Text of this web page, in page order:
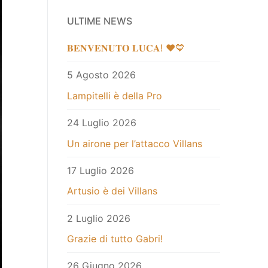
ULTIME NEWS
𝐁𝐄𝐍𝐕𝐄𝐍𝐔𝐓𝐎 𝐋𝐔𝐂𝐀! ❤️💙
5 Agosto 2026
Lampitelli è della Pro
24 Luglio 2026
Un airone per l’attacco Villans
17 Luglio 2026
Artusio è dei Villans
2 Luglio 2026
Grazie di tutto Gabri!